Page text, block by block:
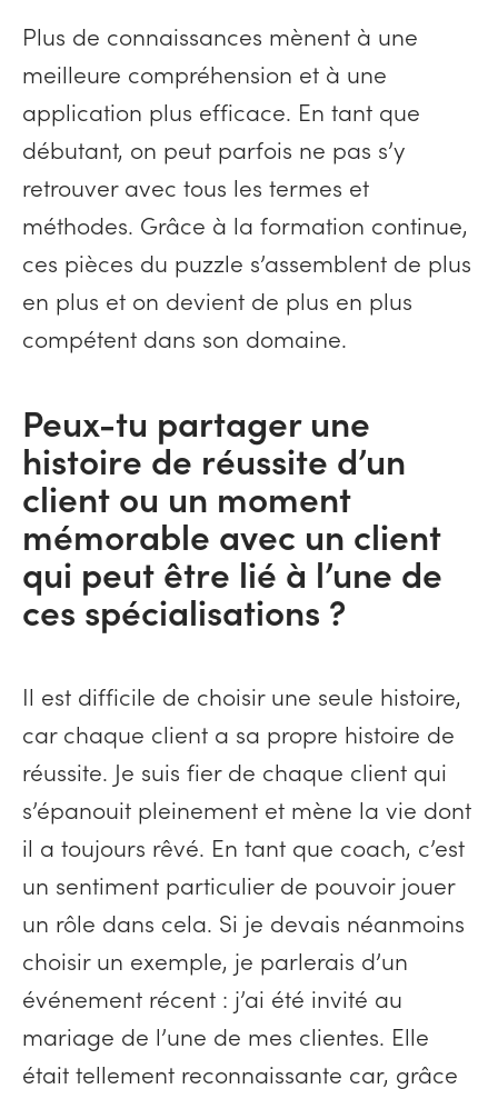
Plus de connaissances mènent à une
meilleure compréhension et à une
application plus efficace. En tant que
débutant, on peut parfois ne pas s’y
retrouver avec tous les termes et
méthodes. Grâce à la formation continue,
ces pièces du puzzle s’assemblent de plus
en plus et on devient de plus en plus
compétent dans son domaine.
Peux-tu partager une
histoire de réussite d’un
client ou un moment
mémorable avec un client
qui peut être lié à l’une de
ces spécialisations ?
Il est difficile de choisir une seule histoire,
car chaque client a sa propre histoire de
réussite. Je suis fier de chaque client qui
s’épanouit pleinement et mène la vie dont
il a toujours rêvé. En tant que coach, c’est
un sentiment particulier de pouvoir jouer
un rôle dans cela. Si je devais néanmoins
choisir un exemple, je parlerais d’un
événement récent : j’ai été invité au
mariage de l’une de mes clientes. Elle
était tellement reconnaissante car, grâce